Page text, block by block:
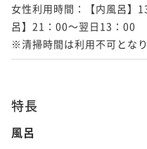
女性利用時間：【内風呂】
呂】21：00～翌日13：00
※清掃時間は利用不可とな
特長
風呂